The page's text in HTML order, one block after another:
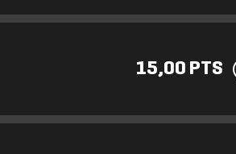
15,00 PTS